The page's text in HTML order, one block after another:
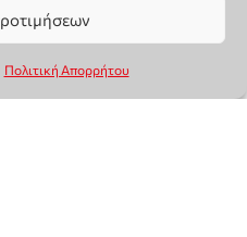
Πολιτική Απορρήτου